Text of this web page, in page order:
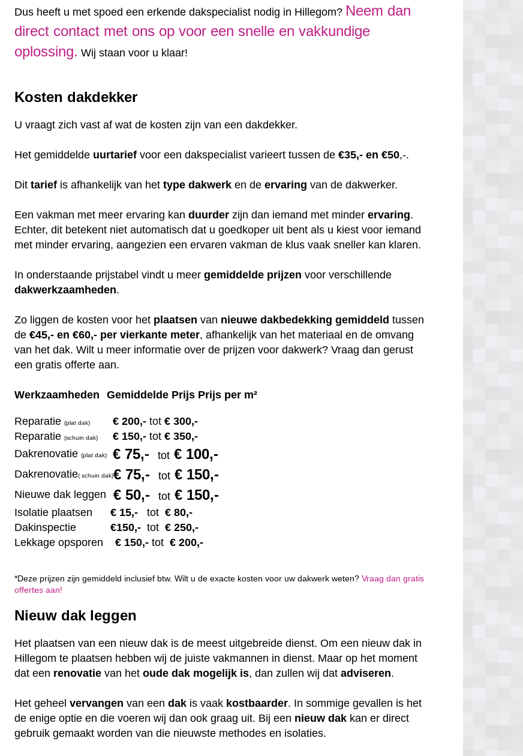
Dus heeft u met spoed een erkende dakspecialist nodig in Hillegom? Neem dan
direct contact met ons op voor een snelle en vakkundige
oplossing. Wij staan voor u klaar!
Kosten dakdekker
U vraagt zich vast af wat de kosten zijn van een dakdekker.
Het gemiddelde uurtarief voor een dakspecialist varieert tussen de€35,- en €50,-.
Dittarief is afhankelijk van hettype dakwerk en deervaring van de dakwerker.
Een vakman met meer ervaring kanduurder zijn dan iemand met minderervaring.
Echter, dit betekent niet automatisch dat u goedkoper uit bent als u kiest voor iemand
met minder ervaring, aangezien een ervaren vakman de klus vaak sneller kan klaren.
In onderstaande prijstabel vindt u meergemiddelde prijzen voor verschillende
dakwerkzaamheden.
Zo liggen de kosten voor het plaatsen van nieuwe dakbedekking gemiddeld tussen
de€45,- en €60,- per vierkante meter, afhankelijk van het materiaal en de omvang
van het dak. Wilt u meer informatie over de prijzen voor dakwerk? Vraag dan gerust
een gratis offerte aan.
Werkzaamheden Gemiddelde Prijs Prijs per m²
Reparatie(plat dak) € 200,- tot€ 300,-
Reparatie(schuin dak) € 150,- tot€ 350,-
Dakrenovatie(plat dak) € 75,- tot € 100,-
Dakrenovatie(schuin dak)€ 75,- tot € 150,-
Nieuwe dak leggen € 50,- tot € 150,-
Isolatie plaatsen € 15,-tot€ 80,-
Dakinspectie
€150,- tot € 250,-
Lekkage opsporen € 150,- tot€ 200,-
*Deze prijzen zijn gemiddeld inclusief btw. Wilt u de exacte kosten voor uw dakwerk weten?Vraag dan gratis
offertes aan!
Nieuw dak leggen
Het plaatsen van een nieuw dak is de meest uitgebreide dienst. Om een nieuw dak in
Hillegom te plaatsen hebben wij de juiste vakmannen in dienst. Maar op het moment
dat een renovatie van hetoude dak mogelijk is, dan zullen wij datadviseren.
Het geheelvervangen van eendak is vaak kostbaarder. In sommige gevallen is het
de enige optie en die voeren wij dan ook graag uit. Bij een nieuw dak kan er direct
gebruik gemaakt worden van die nieuwste methodes en isolaties.